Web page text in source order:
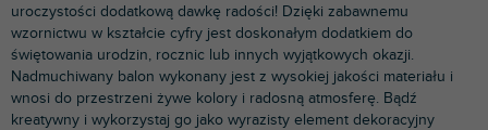
uroczystości dodatkową dawkę radości! Dzięki zabawnemu
wzornictwu w kształcie cyfry jest doskonałym dodatkiem do
świętowania urodzin, rocznic lub innych wyjątkowych okazji.
Nadmuchiwany balon wykonany jest z wysokiej jakości materiału i
wnosi do przestrzeni żywe kolory i radosną atmosferę. Bądź
kreatywny i wykorzystaj go jako wyrazisty element dekoracyjny